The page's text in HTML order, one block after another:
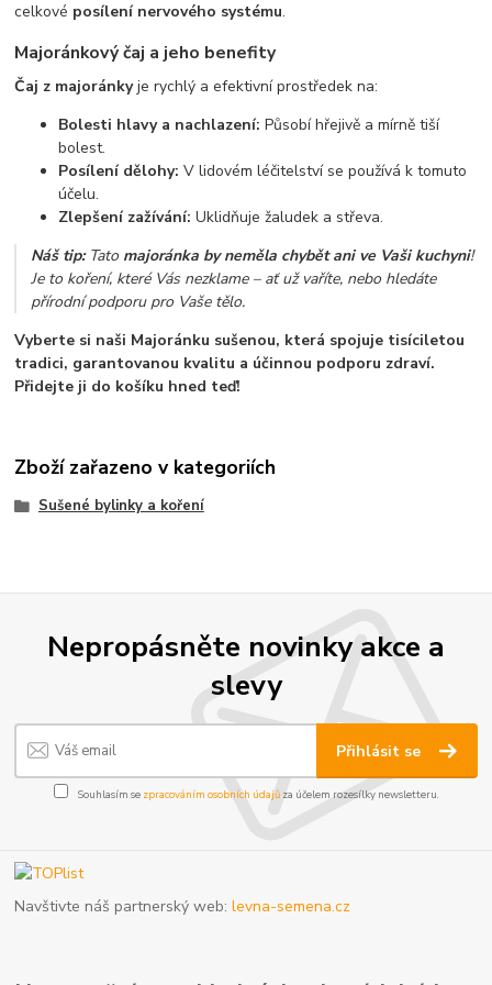
celkové posílení nervového systému.
Majoránkový čaj a jeho benefity
Čaj z majoránkyje rychlý a efektivní prostředek na:
Bolesti hlavy a nachlazení: Působí hřejivě a mírně tiší
bolest.
Posílení dělohy: V lidovém léčitelství se používá k tomuto
účelu.
Zlepšení zažívání: Uklidňuje žaludek a střeva.
Náš tip:Tato majoránka by neměla chybět ani ve Vaši kuchyni!
Je to koření, které Vás nezklame – ať už vaříte, nebo hledáte
přírodní podporu pro Vaše tělo.
Vyberte si naši Majoránku sušenou, která spojuje tisíciletou
tradici, garantovanou kvalitu a účinnou podporu zdraví.
Přidejte ji do košíku hned teď!
Zboží zařazeno v kategoriích
Sušené bylinky a koření
Nepropásněte novinky akce a
slevy
Přihlásit se
Souhlasím se zpracováním osobních údajůza účelem rozesílky newsletteru.
Navštivte náš partnerský web:levna-semena.cz